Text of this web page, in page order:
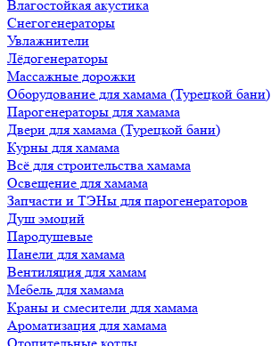
Влагостойкая акустика
Снегогенераторы
Увлажнители
Лёдогенераторы
Массажные дорожки
Оборудование для хамама (Турецкой бани)
Парогенераторы для хамама
Двери для хамама (Турецкой бани)
Курны для хамама
Всё для строительства хамама
Освещение для хамама
Запчасти и ТЭНы для парогенераторов
Душ эмоций
Пародушевые
Панели для хамама
Вентиляция для хамам
Мебель для хамама
Краны и смесители для хамама
Ароматизация для хамама